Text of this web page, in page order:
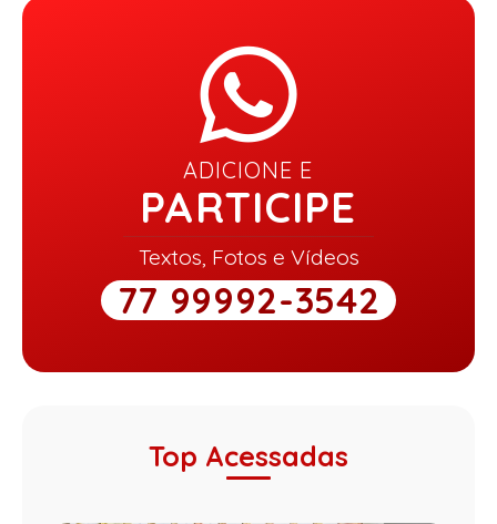
ADICIONE E
PARTICIPE
Textos, Fotos e Vídeos
77 99992-3542
Top Acessadas